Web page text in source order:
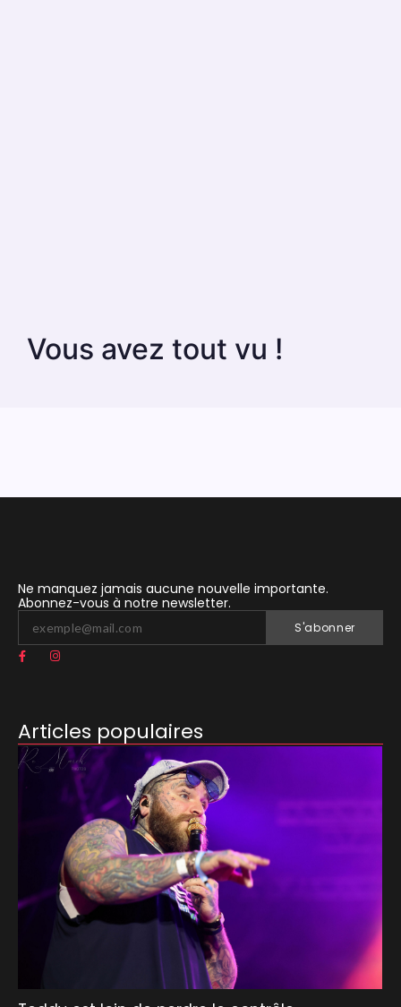
Vous avez tout vu !
Ne manquez jamais aucune nouvelle importante.
Abonnez-vous à notre newsletter.
S'abonner
Articles populaires